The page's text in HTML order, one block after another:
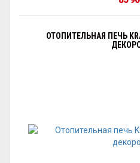
ОТОПИТЕЛЬНАЯ ПЕЧЬ